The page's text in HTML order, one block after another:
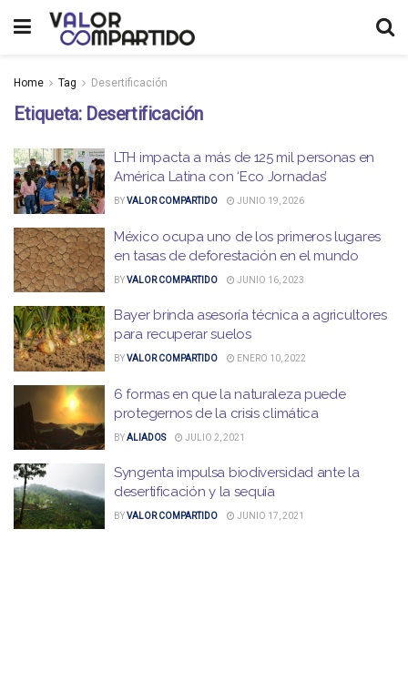
Home Tag Desertificación
Etiqueta: Desertificación
LTH impacta a más de 125 mil personas en
América Latina con ‘Eco Jornadas’
BYVALOR COMPARTIDO JUNIO 19, 2026
México ocupa uno de los primeros lugares
en tasas de deforestación en el mundo
BYVALOR COMPARTIDO JUNIO 16, 2023
Bayer brinda asesoría técnica a agricultores
para recuperar suelos
BYVALOR COMPARTIDO ENERO 10, 2022
6 formas en que la naturaleza puede
protegernos de la crisis climática
BYALIADOS JULIO 2, 2021
Syngenta impulsa biodiversidad ante la
desertificación y la sequía
BYVALOR COMPARTIDO JUNIO 17, 2021